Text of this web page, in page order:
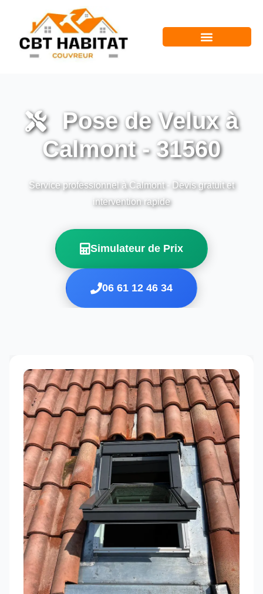
Pose de Velux à
Calmont - 31560
Service professionnel à Calmont - Devis gratuit et
intervention rapide
Simulateur de Prix
06 61 12 46 34